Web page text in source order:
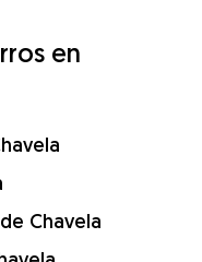
en
Chavela